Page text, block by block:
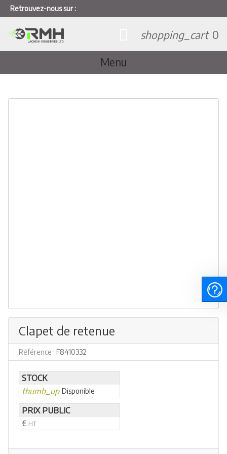
Retrouvez-nous sur :
Menu
shopping_cart 0
Clapet de retenue
Référence : F8410332
STOCK
thumb_up Disponible
PRIX PUBLIC
€ HT